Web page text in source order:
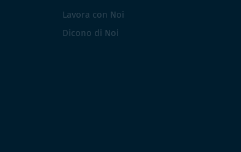
Lavora con Noi
Dicono di Noi